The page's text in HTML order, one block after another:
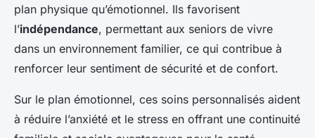
plan physique qu’émotionnel. Ils favorisent
l’indépendance, permettant aux seniors de vivre
dans un environnement familier, ce qui contribue à
renforcer leur sentiment de sécurité et de confort.
Sur le plan émotionnel, ces soins personnalisés aident
à réduire l’anxiété et le stress en offrant une continuité